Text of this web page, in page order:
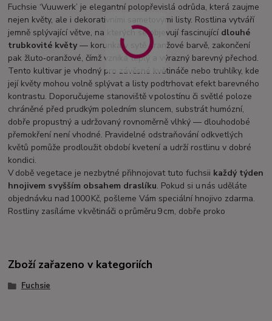
Fuchsie ‘Vuuwerk’ je elegantní polopřevislá odrůda, která zaujme
nejen květy, ale i dekorativními sametovými listy. Rostlina vytváří
jemně splývající větve, na kterých se objevují fascinující dlouhé
trubkovité květy— korunka v sytě oranžové barvě, zakončení
pak žluto‑oranžové, čímž vzniká teplý a výrazný barevný přechod.
Tento kultivar je vhodný pro závěsné květináče nebo truhlíky, kde
její květy mohou volně splývat a listy podtrhovat efekt barevného
kontrastu. Doporučujeme stanoviště v polostínu či světlé poloze
chráněné před prudkým poledním sluncem, substrát humózní,
dobře propustný a udržovaný rovnoměrně vlhký — dlouhodobé
přemokření není vhodné. Pravidelné odstraňování odkvetlých
květů pomůže prodloužit období kvetení a udrží rostlinu v dobré
kondici.
V době vegetace je nezbytné přihnojovat tuto fuchsii každý týden
hnojivem s vyšším obsahem draslíku. Pokud si u nás uděláte
objednávku nad 1000 Kč, pošleme Vám speciální hnojivo zdarma.
Rostliny zasíláme v květináči o průměru 9 cm, dobře proko
Zboží zařazeno v kategoriích
Fuchsie